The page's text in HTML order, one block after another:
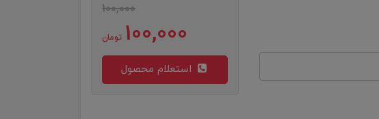
100,000
100,000 تومان